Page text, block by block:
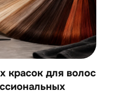
красок для волос